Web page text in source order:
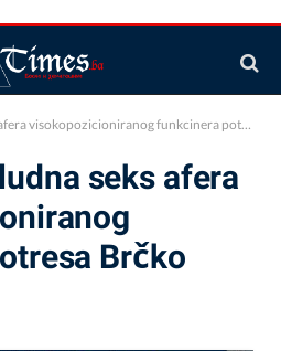
funkcinera potresa Brčko distirkt!
seks afera
Brčko